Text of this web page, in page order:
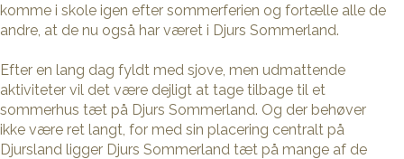
komme i skole igen efter sommerferien og fortælle alle de
andre, at de nu også har været i Djurs Sommerland.
Efter en lang dag fyldt med sjove, men udmattende
aktiviteter vil det være dejligt at tage tilbage til et
sommerhus tæt på Djurs Sommerland. Og der behøver
ikke være ret langt, for med sin placering centralt på
Djursland ligger Djurs Sommerland tæt på mange af de